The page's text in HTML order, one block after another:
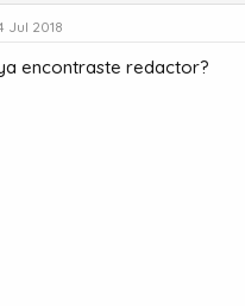
Jul 2018
encontraste redactor?